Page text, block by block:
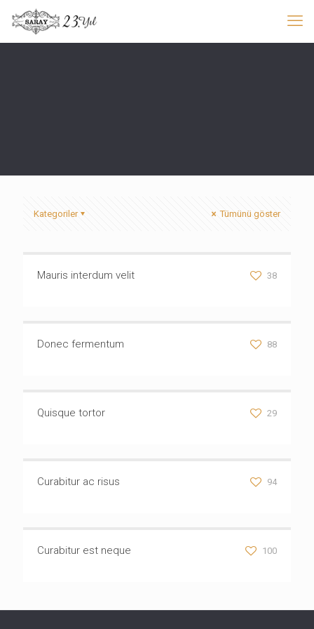
Kategoriler Tümünü göster
Mauris interdum velit 38
Donec fermentum 88
Quisque tortor 29
Curabitur ac risus 94
Curabitur est neque 100